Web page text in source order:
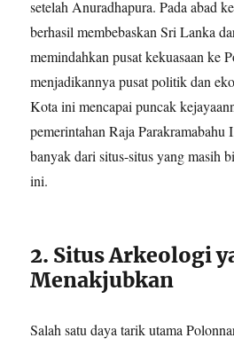
setelah Anuradhapura. Pada abad
berhasil membebaskan Sri Lanka
memindahkan pusat kekuasaan ke
menjadikannya pusat politik dan
Kota ini mencapai puncak
pemerintahan Raja Parakramabahu
banyak dari situs-situs yang masih
ini.
2. Situs Arkeologi
Menakjubkan
Salah satu daya tarik utama